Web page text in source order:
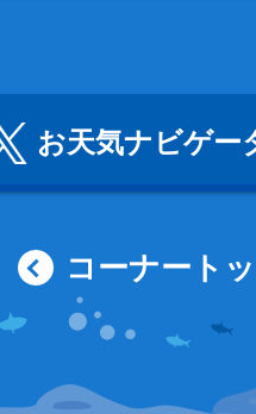
お天気ナビゲー
コーナート